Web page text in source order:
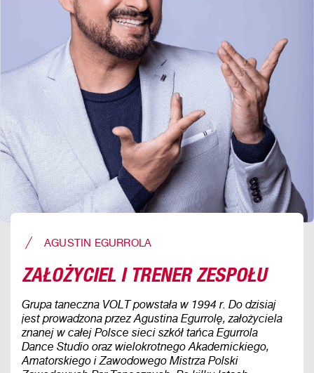
AGUSTIN EGURROLA
ZAŁOŻYCIEL I TRENER ZESPOŁU
Grupa taneczna VOLT powstała w 1994 r. Do dzisiaj
jest prowadzona przez Agustina Egurrolę, założyciela
znanej w całej Polsce sieci szkół tańca Egurrola
Dance Studio oraz wielokrotnego Akademickiego,
Amatorskiego i Zawodowego Mistrza Polski